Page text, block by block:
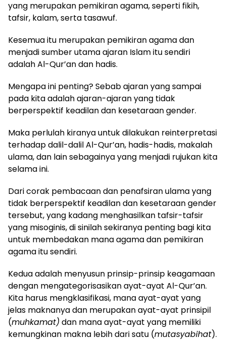
yang merupakan pemikiran agama, seperti fikih,
tafsir, kalam, serta tasawuf.
Kesemua itu merupakan pemikiran agama dan
menjadi sumber utama ajaran Islam itu sendiri
adalah Al-Qur’an dan hadis.
Mengapa ini penting? Sebab ajaran yang sampai
pada kita adalah ajaran-ajaran yang tidak
berperspektif keadilan dan kesetaraan gender.
Maka perlulah kiranya untuk dilakukan reinterpretasi
terhadap dalil-dalil Al-Qur’an, hadis-hadis, makalah
ulama, dan lain sebagainya yang menjadi rujukan kita
selama ini.
Dari corak pembacaan dan penafsiran ulama yang
tidak berperspektif keadilan dan kesetaraan gender
tersebut, yang kadang menghasilkan tafsir-tafsir
yang misoginis, di sinilah sekiranya penting bagi kita
untuk membedakan mana agama dan pemikiran
agama itu sendiri.
Kedua adalah menyusun prinsip-prinsip keagamaan
dengan mengategorisasikan ayat-ayat Al-Qur’an.
Kita harus mengklasifikasi, mana ayat-ayat yang
jelas maknanya dan merupakan ayat-ayat prinsipil
(muhkamat) dan mana ayat-ayat yang memiliki
kemungkinan makna lebih dari satu (mutasyabihat).